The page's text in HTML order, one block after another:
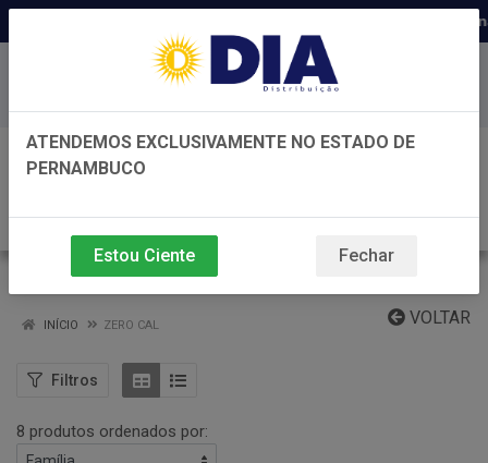
Distribuidora há 22 anos em
Baixe já nosso APP
VOLTAR
INÍCIO ZERO CAL
Filtros
8 produtos ordenados por:
ATENDEMOS EXCLUSIVAMENTE NO ESTADO DE
PERNAMBUCO
Estou Ciente Fechar